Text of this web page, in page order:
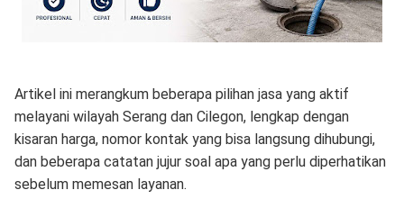
Artikel ini merangkum beberapa pilihan jasa yang aktif
melayani wilayah Serang dan Cilegon, lengkap dengan
kisaran harga, nomor kontak yang bisa langsung dihubungi,
dan beberapa catatan jujur soal apa yang perlu diperhatikan
sebelum memesan layanan.